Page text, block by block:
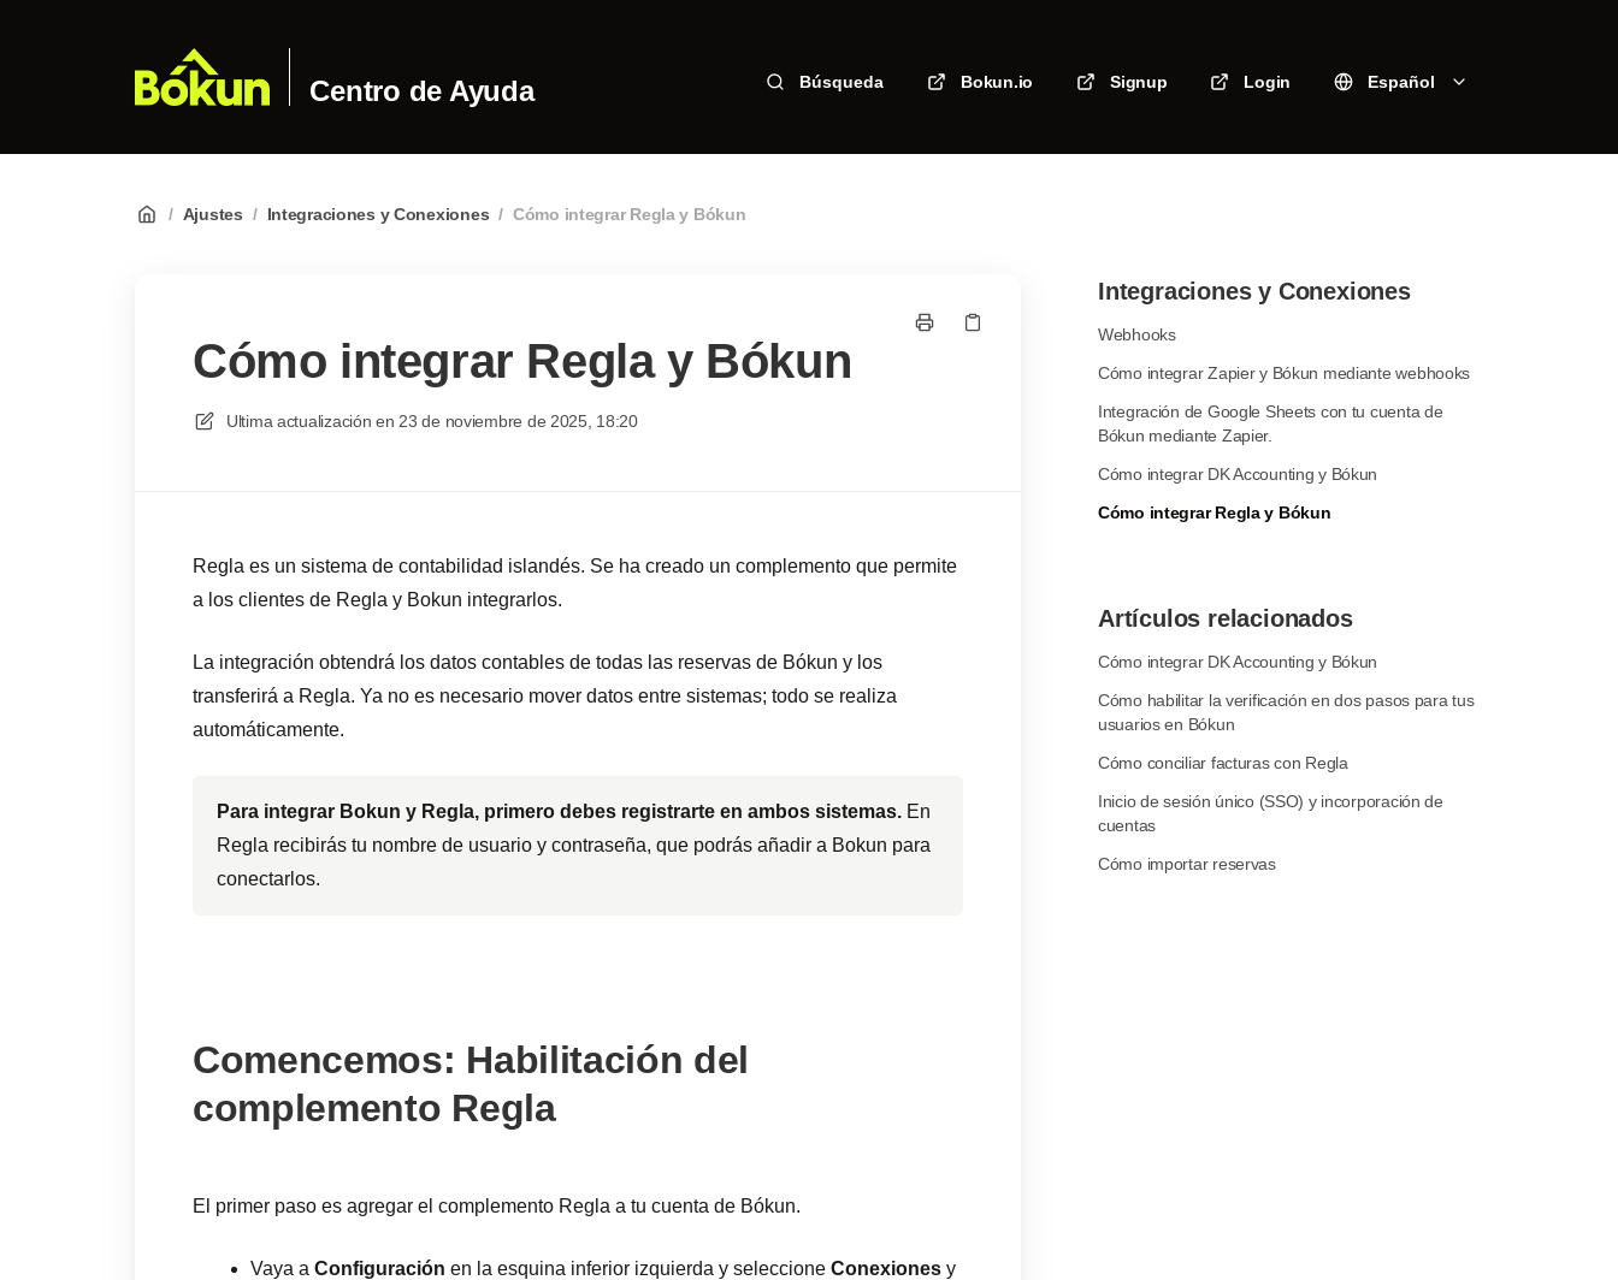
Centro de Ayuda Búsqueda Bokun.io Signup Login Español
/ Ajustes / Integraciones y Conexiones / Cómo integrar Regla y Bókun
Cómo integrar Regla y Bókun
Ultima actualización en 23 de noviembre de 2025, 18:20
Regla es un sistema de contabilidad islandés. Se ha creado un complemento que permite
a los clientes de Regla y Bokun integrarlos.
La integración obtendrá los datos contables de todas las reservas de Bókun y los
transferirá a Regla. Ya no es necesario mover datos entre sistemas; todo se realiza
automáticamente.
Para integrar Bokun y Regla, primero debes registrarte en ambos sistemas. En
Regla recibirás tu nombre de usuario y contraseña, que podrás añadir a Bokun para
conectarlos.
Comencemos: Habilitación del
complemento Regla
El primer paso es agregar el complemento Regla a tu cuenta de Bókun.
Vaya a Configuración en la esquina inferior izquierda y seleccione Conexiones y
Integraciones y Conexiones
Webhooks
Cómo integrar Zapier y Bókun mediante webhooks
Integración de Google Sheets con tu cuenta de
Bókun mediante Zapier.
Cómo integrar DK Accounting y Bókun
Cómo integrar Regla y Bókun
Artículos relacionados
Cómo integrar DK Accounting y Bókun
Cómo habilitar la verificación en dos pasos para tus
usuarios en Bókun
Cómo conciliar facturas con Regla
Inicio de sesión único (SSO) y incorporación de
cuentas
Cómo importar reservas